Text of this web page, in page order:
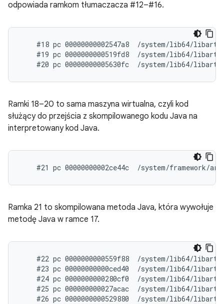
odpowiada ramkom tłumaczacza #12–#16.
#18 pc 00000000002547a8  /system/lib64/
#19 pc 0000000000519fd8  /system/lib64/
Ramki 18–20 to sama maszyna wirtualna, czyli kod
służący do przejścia z skompilowanego kodu Java na
interpretowany kod Java.
Ramka 21 to skompilowana metoda Java, która wywołuje
metodę Java w ramce 17.
#22 pc 0000000000559f88  /system/lib64/
#23 pc 00000000000ced40  /system/lib64/
#24 pc 0000000000280cf0  /system/lib64/
#25 pc 000000000027acac  /system/lib64/
#26 pc 0000000000529880  /system/lib64/